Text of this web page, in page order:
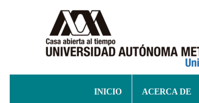
INICIO ACERCA DE